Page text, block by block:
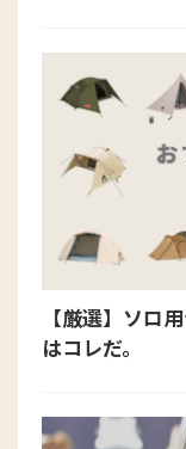
【厳選】ソロ
はコレだ。